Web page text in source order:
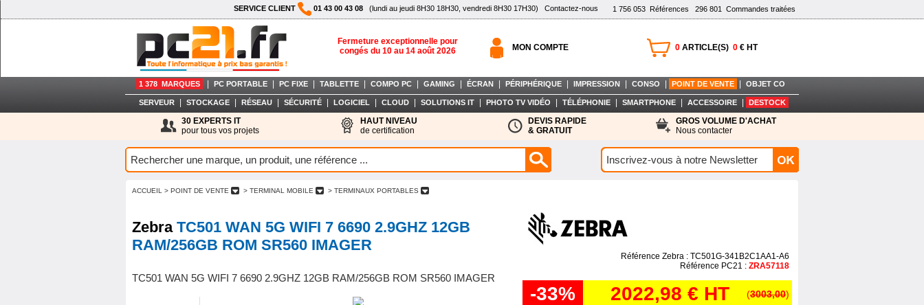
1 756 053 Références 296 801 Commandes traitées
SERVICE CLIENT 01 43 00 43 08 (lundi au jeudi 8H30 18H30, vendredi 8H30 17H30) Contactez-nous
Fermeture exceptionnelle pour
congés du 10 au 14 août 2026
0 ARTICLE(S) 0 € HT
MON COMPTE
1 378 MARQUES PC PORTABLE PC FIXE TABLETTE COMPO PC GAMING ÉCRAN PÉRIPHÉRIQUE IMPRESSION CONSO POINT DE VENTE OBJET CO
SERVEUR STOCKAGE RÉSEAU SÉCURITÉ LOGICIEL CLOUD SOLUTIONS IT PHOTO TV VIDÉO TÉLÉPHONIE SMARTPHONE ACCESSOIRE DESTOCK
30 EXPERTS IT
pour tous vos projets
HAUT NIVEAU
de certification
DEVIS RAPIDE
& GRATUIT
GROS VOLUME D'ACHAT
Nous contacter
ACCUEIL > POINT DE VENTE > TERMINAL MOBILE > TERMINAUX PORTABLES
Zebra TC501 WAN 5G WIFI 7 6690 2.9GHZ 12GB
RAM/256GB ROM SR560 IMAGER
TC501 WAN 5G WIFI 7 6690 2.9GHZ 12GB RAM/256GB ROM SR560 IMAGER
Référence Zebra : TC501G-341B2C1AA1-A6
Référence PC21 : ZRA57118
-33% 2022,98 € HT (3003,00)